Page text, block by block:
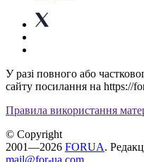
У разі повного або
сайту посилання на https://
Правила використання
© Copyright
2001—2026 FORUA.
mail@for-ua.com